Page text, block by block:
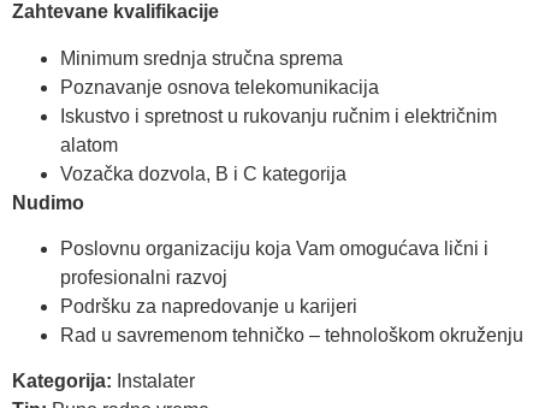
Zahtevane kvalifikacije
Minimum srednja stručna sprema
Poznavanje osnova telekomunikacija
Iskustvo i spretnost u rukovanju ručnim i električnim
alatom
Vozačka dozvola, B i C kategorija
Nudimo
Poslovnu organizaciju koja Vam omogućava lični i
profesionalni razvoj
Podršku za napredovanje u karijeri
Rad u savremenom tehničko – tehnološkom okruženju
Kategorija: Instalater